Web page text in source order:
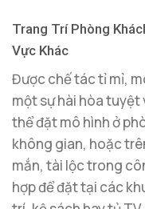
Trang Trí Phòng
Vực Khác
Được chế tác tỉ mỉ,
một sự hài hòa tuyệt
thể đặt mô hình ở
không gian, hoặc
mắn, tài lộc trong
hợp để đặt tại các